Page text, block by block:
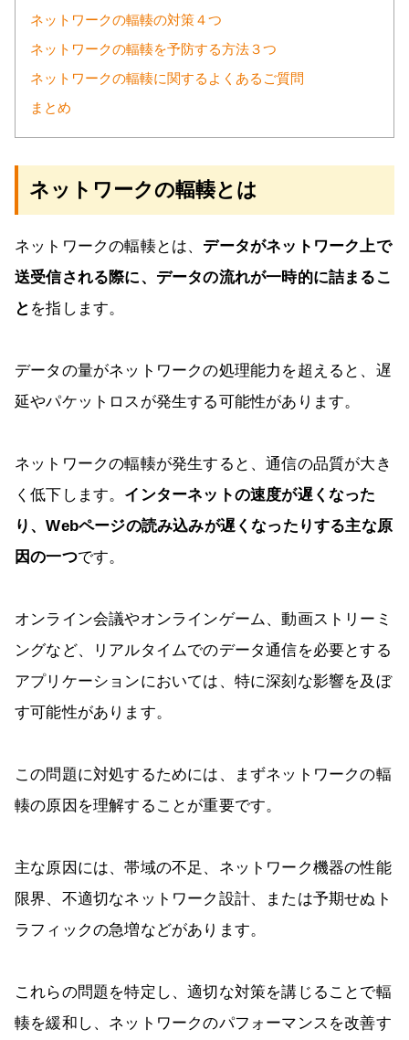
ネットワークの輻輳の対策４つ
ネットワークの輻輳を予防する方法３つ
ネットワークの輻輳に関するよくあるご質問
まとめ
ネットワークの輻輳とは
ネットワークの輻輳とは、 データがネットワーク上で
送受信される際に、データの流れが一時的に詰まるこ
と を指します。
データの量がネットワークの処理能力を超えると、遅
延やパケットロスが発生する可能性があります。
ネットワークの輻輳が発生すると、通信の品質が大き
く低下します。 インターネットの速度が遅くなった
り、Webページの読み込みが遅くなったりする主な原
因の一つです。
オンライン会議やオンラインゲーム、動画ストリーミ
ングなど、リアルタイムでのデータ通信を必要とする
アプリケーションにおいては、特に深刻な影響を及ぼ
す可能性があります。
この問題に対処するためには、まずネットワークの輻
輳の原因を理解することが重要です。
主な原因には、帯域の不足、ネットワーク機器の性能
限界、不適切なネットワーク設計、または予期せぬト
ラフィックの急増などがあります。
これらの問題を特定し、適切な対策を講じることで輻
輳を緩和し、ネットワークのパフォーマンスを改善す